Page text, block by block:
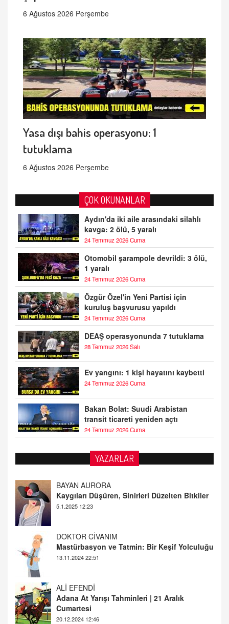
6 Ağustos 2026 Perşembe
Yasa dışı bahis operasyonu: 1
tutuklama
6 Ağustos 2026 Perşembe
ÇOK OKUNANLAR
Aydın'da iki aile arasındaki silahlı
kavga: 2 ölü, 5 yaralı
24 Temmuz 2026 Cuma
Otomobil şarampole devrildi: 3 ölü,
1 yaralı
24 Temmuz 2026 Cuma
Özgür Özel'in Yeni Partisi için
kuruluş başvurusu yapıldı
24 Temmuz 2026 Cuma
DEAŞ operasyonunda 7 tutuklama
28 Temmuz 2026 Salı
Ev yangını: 1 kişi hayatını kaybetti
24 Temmuz 2026 Cuma
Bakan Bolat: Suudi Arabistan
transit ticareti yeniden açtı
24 Temmuz 2026 Cuma
YAZARLAR
DOKTOR CİVANIM
Mastürbasyon ve Tatmin: Bir Keşif Yolculuğu
13.11.2024 22:51
ALİ EFENDİ
Adana At Yarışı Tahminleri | 21 Aralık
Cumartesi
TUTKUNUN PERİSİ
Sağlıklı Bir Cinsel Yaşam ile İlgili Bilinmesi
Gerekenler
08.11.2024 13:16